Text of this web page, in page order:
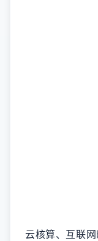
云核算、互联